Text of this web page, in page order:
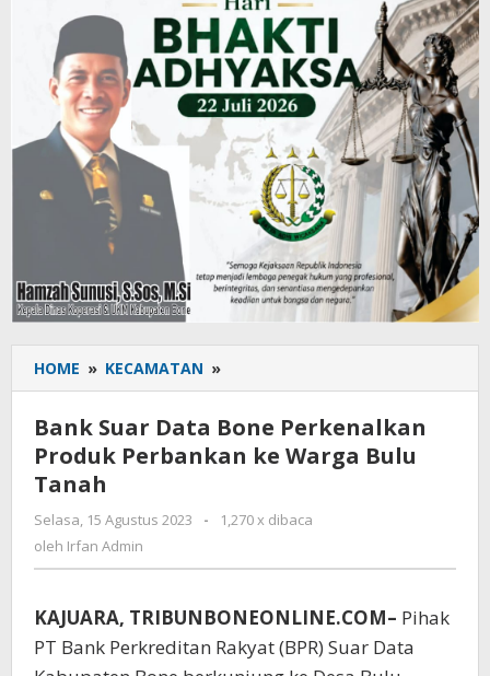
HOME » KECAMATAN »
Suar
Bone
Perkenalkan
ke
Bulu
Bank Suar Data Bone Perkenalkan
Produk Perbankan ke Warga Bulu
Tanah
Selasa, 15 Agustus 2023
oleh
-
1,270 x dibaca
oleh Irfan Admin
KAJUARA, TRIBUNBONEONLINE.COM– Pihak
PT Bank Perkreditan Rakyat (BPR) Suar Data